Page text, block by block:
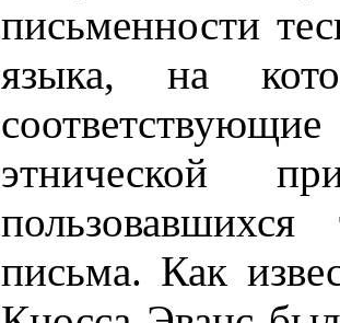
письменности
языка, на
этнической
письма. Как